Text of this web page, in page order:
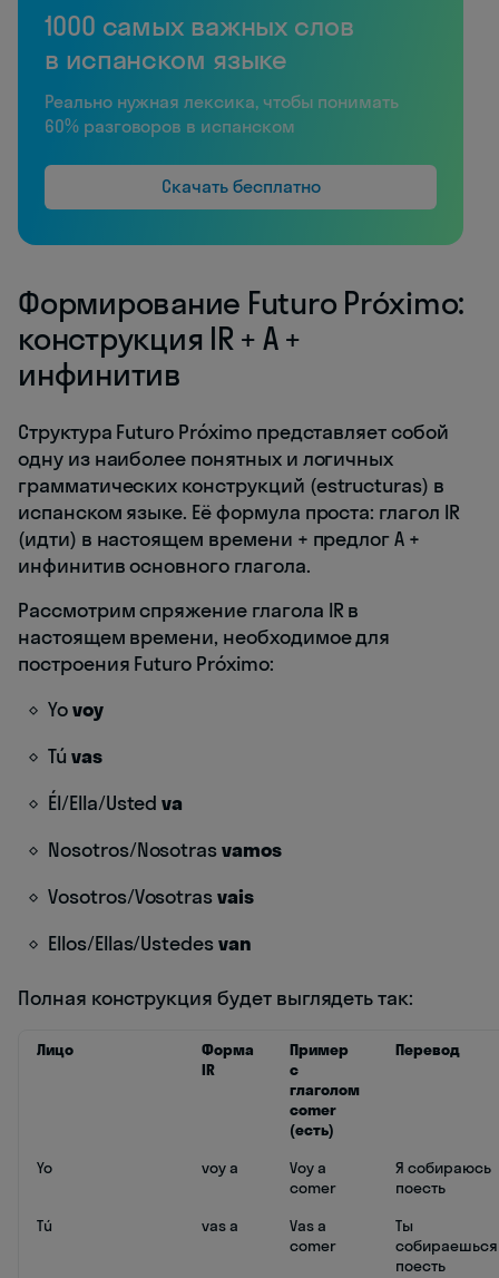
1000 самых важных слов
в испанском языке
Реально нужная лексика, чтобы понимать
60% разговоров в испанском
Скачать бесплатно
Формирование Futuro Próximo:
конструкция IR + A +
инфинитив
Структура Futuro Próximo представляет собой
одну из наиболее понятных и логичных
грамматических конструкций (estructuras) в
испанском языке. Её формула проста: глагол IR
(идти) в настоящем времени + предлог A +
инфинитив основного глагола.
Рассмотрим спряжение глагола IR в
настоящем времени, необходимое для
построения Futuro Próximo:
Yovoy
Tú vas
Él/Ella/Ustedva
Nosotros/Nosotrasvamos
Vosotros/Vosotrasvais
Ellos/Ellas/Ustedesvan
Полная конструкция будет выглядеть так:
Лицо
Форма
IR
Пример
с
глаголом
comer
(есть)
Перевод
Yo voy a
Voy a
comer
Я собираюсь
поесть
Tú
vas a
Vas a
comer
Ты
собираешься
поесть